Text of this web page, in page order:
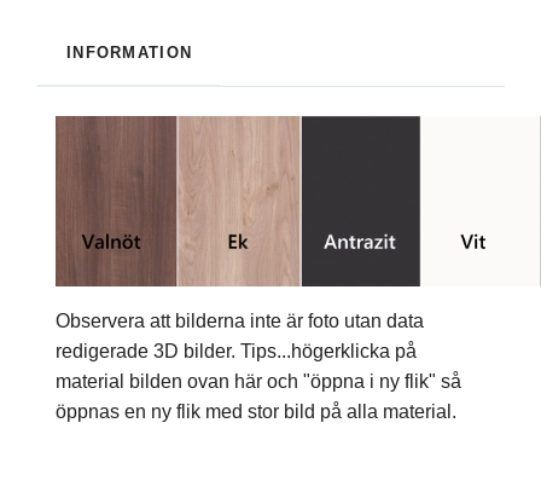
INFORMATION
Observera att bilderna inte är foto utan data
redigerade 3D bilder. Tips...högerklicka på
material bilden ovan här och "öppna i ny flik" så
öppnas en ny flik med stor bild på alla material.